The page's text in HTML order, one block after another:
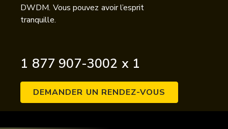
DWDM. Vous pouvez avoir l’esprit
tranquille.
1 877 907-3002 x 1
DEMANDER UN RENDEZ-VOUS